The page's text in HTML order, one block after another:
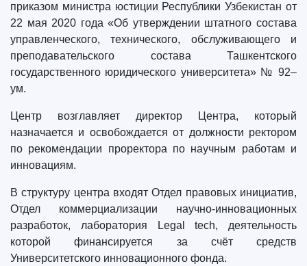
приказом министра юстиции Республики Узбекистан от
22 мая 2020 года «Об утверждении штатного состава
управленческого, технического, обслуживающего и
преподавательского состава Ташкентского
государственного юридического университета» № 92–
ум.
Центр возглавляет директор Центра, который
назначается и освобождается от должности ректором
по рекомендации проректора по научным работам и
инновациям.
В структуру центра входят Отдел правовых инициатив,
Отдел коммерциализации научно-инновационных
разработок, лаборатория Legal tech, деятельность
которой финансируется за счёт средств
Университетского инновационного фонда.